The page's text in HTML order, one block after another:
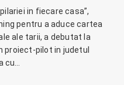
in fiecare casa”,
pentru a aduce cartea
ale tarii, a debutat la
proiect-pilot in judetul
cu…